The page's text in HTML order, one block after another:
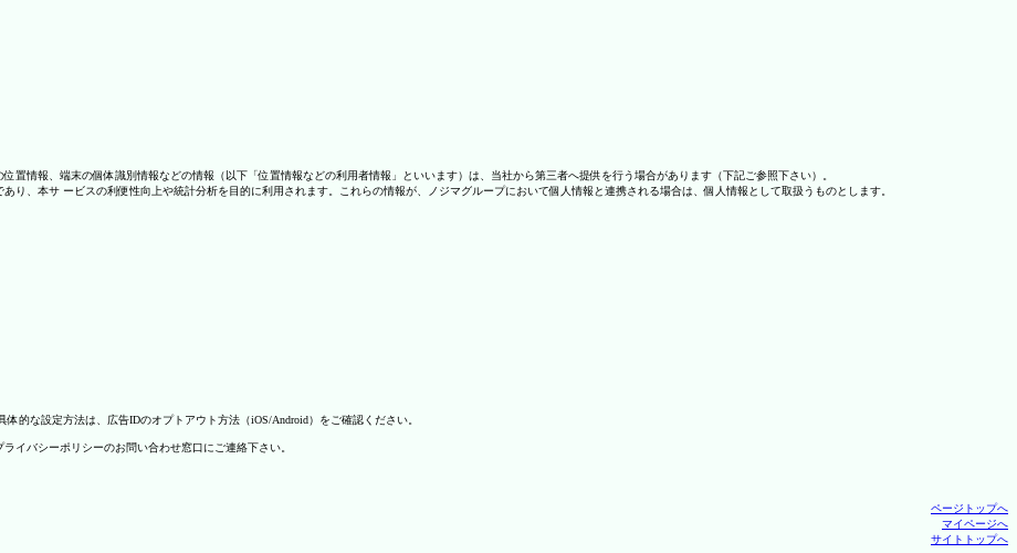
置情報、端末の個体識別情報などの情報（以下「位置情報などの利用者情報」といいます）は、当社から第三者へ提供を行う場合があります（下記ご参照下さい）。
り、本サ ービスの利便性向上や統計分析を目的に利用されます。これらの情報が、ノジマグループにおいて個人情報と連携される場合は、個人情報として取扱うものとします。
的な設定方法は、広告IDのオプトアウト方法（iOS/Android）をご確認ください。
イバシーポリシーのお問い合わせ窓口にご連絡下さい。
ページトップへ
マイページへ
サイトトップへ